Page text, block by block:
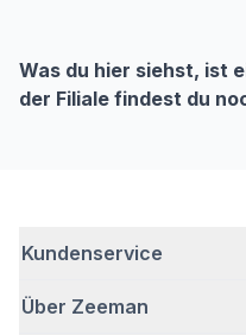
Was du hier siehst, ist
der Filiale findest du
Kundenservice
Häufig gestellte Fragen
Über Zeeman